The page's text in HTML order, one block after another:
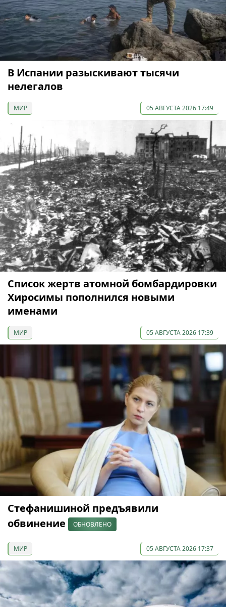
В Испании разыскивают тысячи
нелегалов
МИР 05 АВГУСТА 2026 17:49
Список жертв атомной бомбардировки
Хиросимы пополнился новыми
именами
МИР 05 АВГУСТА 2026 17:39
Стефанишиной предъявили
обвинение
ОБНОВЛЕНО
МИР 05 АВГУСТА 2026 17:37